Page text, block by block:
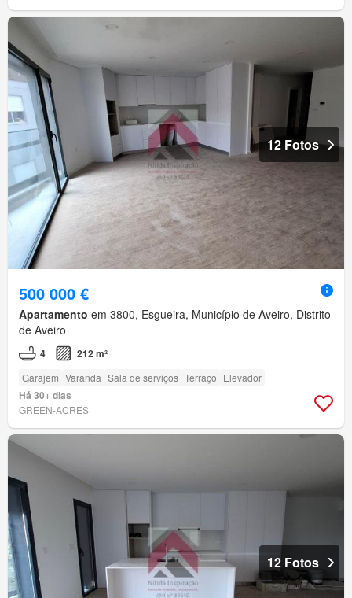
12 Fotos
500 000 €
Apartamento em 3800, Esgueira, Município de Aveiro, Distrito
de Aveiro
4 212 m²
Garajem Varanda Sala de serviços Terraço Elevador
Há 30+ dias
GREEN-ACRES
12 Fotos